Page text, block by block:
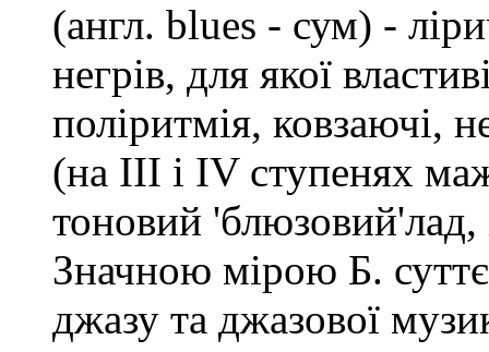
(англ. blues - сум) -
негрів, для якої
поліритмія, ковзаючi,
(на III і IV ступенях
тоновий 'блюзовий'лад,
Значною мірою Б.
джазу та джазової